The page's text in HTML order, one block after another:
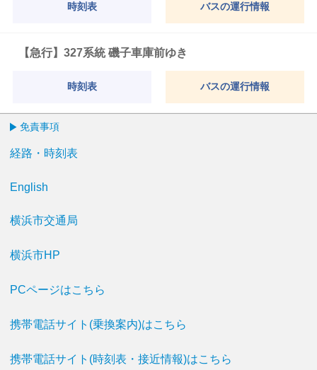
時刻表 バスの運行情報
【急行】327系統 磯子車庫前ゆき
時刻表 バスの運行情報
免責事項
経路・時刻表
English
横浜市交通局
横浜市HP
PCページはこちら
携帯電話サイト(乗換案内)はこちら
携帯電話サイト(時刻表・接近情報)はこちら